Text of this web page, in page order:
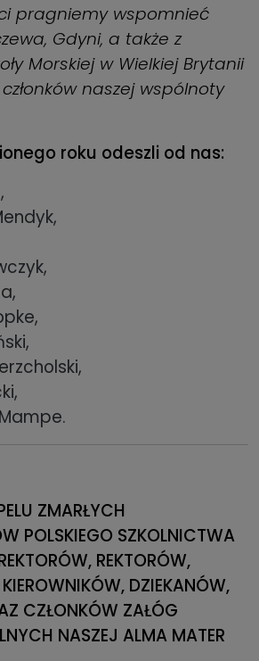
pragniemy wspomnieć
Gdyni, a także z
Morskiej w Wielkiej Brytanii
naszej wspólnoty
roku odeszli od nas:
ZMARŁYCH
POLSKIEGO SZKOLNICTWA
REKTORÓW,
DZIEKANÓW,
CZŁONKÓW ZAŁÓG
NASZEJ ALMA MATER